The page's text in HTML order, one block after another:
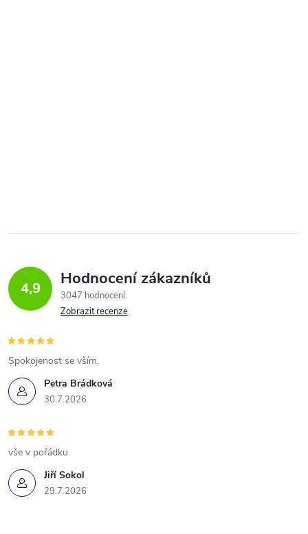
4,9 Hodnocení zákazníků
3047 hodnocení
Zobrazit recenze
Petra Brádková
30.7.2026
Spokojenost se vším.
Jiří Sokol
29.7.2026
vše v pořádku